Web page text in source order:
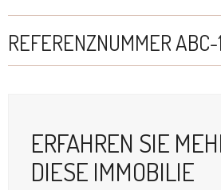
REFERENZNUMMER
ERFAHREN SIE
DIESE IMMOBILIE